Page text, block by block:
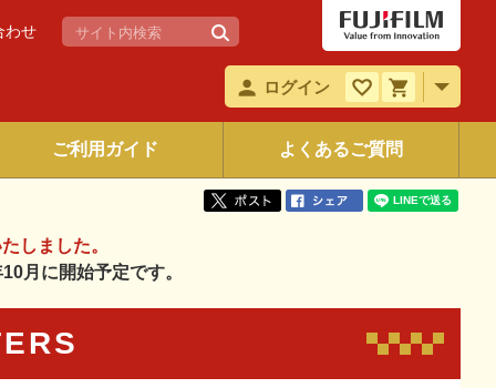
わせ
ログイン
ご利用ガイド よくあるご質問
しました。
月に開始予定です。